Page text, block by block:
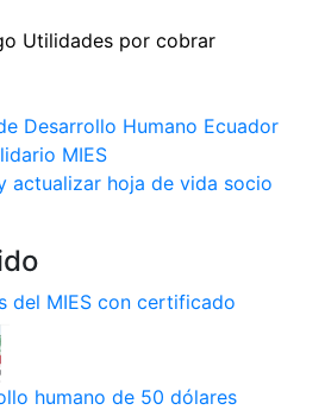
Desarrollo Humano Ecuador
MIES
actualizar hoja de vida socio
del MIES con certificado
humano de 50 dólares